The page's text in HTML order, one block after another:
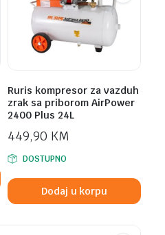
Ruris kompresor za vazduh
zrak sa priborom AirPower
2400 Plus 24L
449,90 KM
DOSTUPNO
Dodaj u korpu